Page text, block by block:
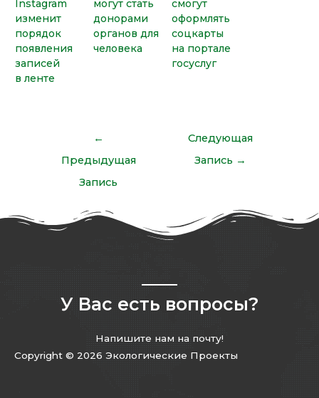
Instagram
изменит
порядок
появления
записей
в ленте
могут стать
донорами
органов для
человека
смогут
оформлять
соцкарты
на портале
госуслуг
←
Предыдущая
Запись
Следующая
Запись →
У Вас есть вопросы?
Напишите нам на почту!
Copyright © 2026 Экологические Проекты